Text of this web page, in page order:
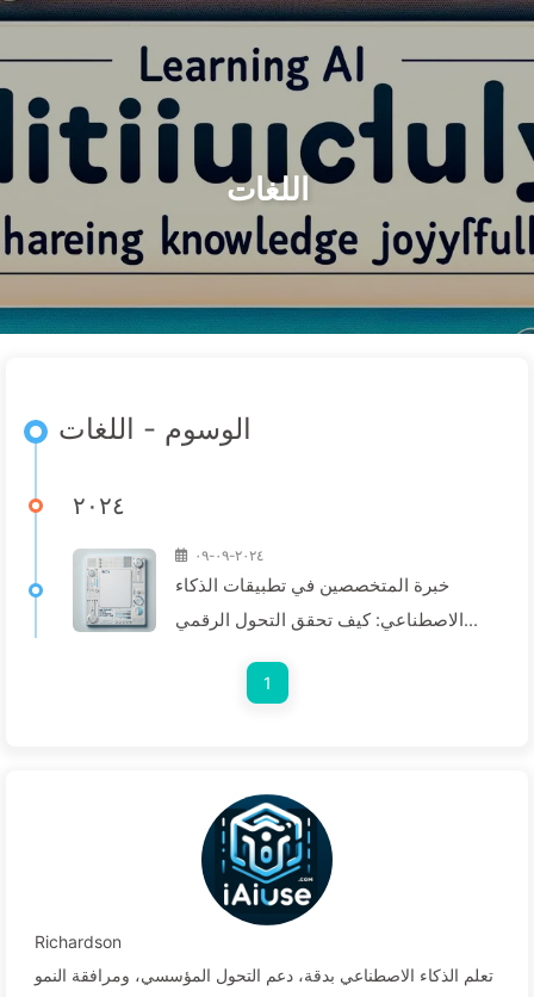
البحث الرئيسية الأرشيف الوسوم التصنيفات
الروابط حول 🇦🇪 العربية
اللغات
الوسوم - اللغات
٢٠٢٤
٢٠٢٤-٠٩-٠٩
خبرة المتخصصين في تطبيقات الذكاء
الاصطناعي: كيف تحقق التحول الرقمي
تعلم الذكاء الاصطناعي 140
1
Richardson
تعلم الذكاء الاصطناعي بدقة، دعم التحول المؤسسي، ومرافقة النمو